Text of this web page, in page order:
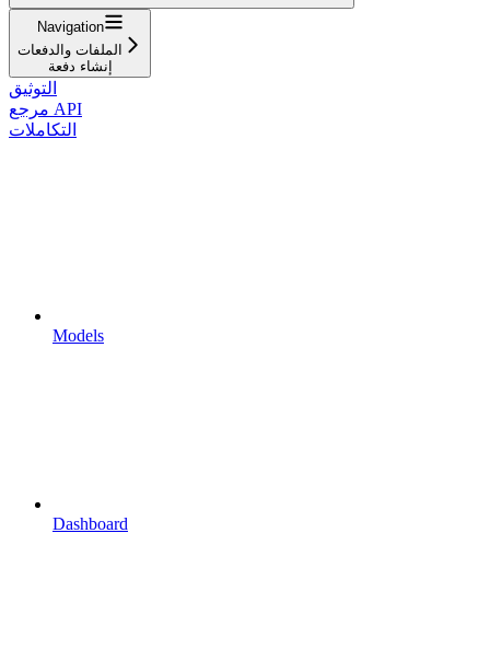
Navigation
الملفات والدفعات
إنشاء دفعة
التوثيق
مرجع API
التكاملات
Models
Dashboard